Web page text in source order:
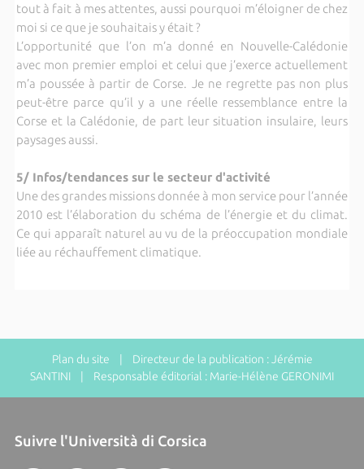
tout à fait à mes attentes, aussi pourquoi m’éloigner de chez
moi si ce que je souhaitais y était ?
L’opportunité que l’on m’a donné en Nouvelle-Calédonie
avec mon premier emploi et celui que j’exerce actuellement
m’a poussée à partir de Corse. Je ne regrette pas non plus
peut-être parce qu’il y a une réelle ressemblance entre la
Corse et la Calédonie, de part leur situation insulaire, leurs
paysages aussi.
5/ Infos/tendances sur le secteur d'activité
Une des grandes missions donnée à mon service pour l’année
2010 est l’élaboration du schéma de l’énergie et du climat.
Ce qui apparaît naturel au vu de la préoccupation mondiale
liée au réchauffement climatique.
Plan du site | Directeur de la publication : Jérémie
SANTINI | Responsable éditorial : Marie-Hélène GERONIMI
Suivre l'Università di Corsica